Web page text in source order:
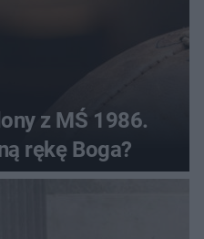
z MŚ 1986.
rękę Boga?